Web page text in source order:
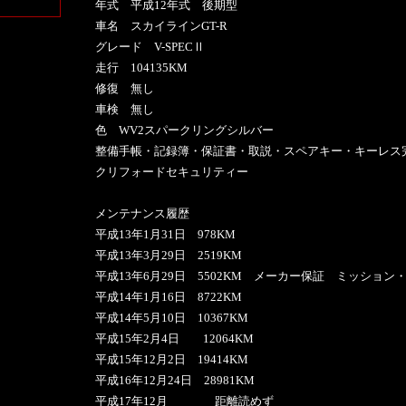
年式 平成12年式 後期型
車名 スカイラインGT-R
グレード V-SPECⅡ
走行 104135KM
修復 無し
車検 無し
色 WV2スパークリングシルバー
整備手帳・記録簿・保証書・取説・スペアキー・キーレス
クリフォードセキュリティー
メンテナンス履歴
平成13年1月31日 978KM
平成13年3月29日 2519KM
平成13年6月29日 5502KM メーカー保証 ミッション・
平成14年1月16日 8722KM
平成14年5月10日 10367KM
平成15年2月4日 12064KM
平成15年12月2日 19414KM
平成16年12月24日 28981KM
平成17年12月 距離読めず